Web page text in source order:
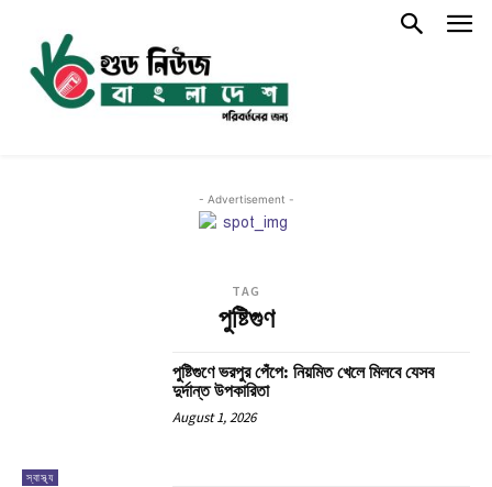
- Advertisement -
TAG
পুষ্টিগুণ
স্বাস্থ্য
পুষ্টিগুণে ভরপুর পেঁপে: নিয়মিত খেলে মিলবে যেসব
দুর্দান্ত উপকারিতা
August 1, 2026